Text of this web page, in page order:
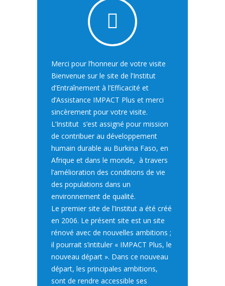
Merci pour l’honneur de votre visite
Bienvenue sur le site de l’Institut
d’Entraînement à l’Efficacité et
d’Assistance IMPACT Plus et merci
sincèrement pour votre visite.
L’Institut s’est assigné pour mission
de contribuer au développement
humain durable au Burkina Faso, en
Afrique et dans le monde, à travers
l’amélioration des conditions de vie
des populations dans un
environnement de qualité.
Le premier site de l’Institut a été créé
en 2006. Le présent site est un site
rénové avec de nouvelles ambitions ;
il pourrait s’intituler « IMPACT Plus, le
nouveau départ ». Dans ce nouveau
départ, les principales ambitions,
sont de rendre accessible ses